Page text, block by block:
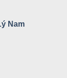
Nam